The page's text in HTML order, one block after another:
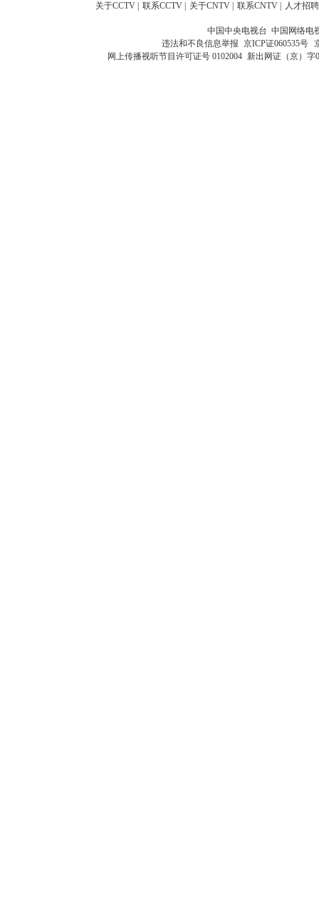
关于CCTV 联系CCTV 关于CNTV 联系CNTV 人才招聘
中国中央电视台 中国网络电
违法和不良信息举报 京ICP证060535号
网上传播视听节目许可证号 0102004 新出网证（京）